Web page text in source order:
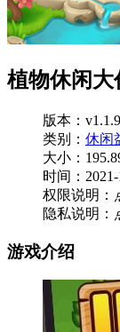
植物休闲大
版本：
类别： 休闲
大小：
时间：
权限说明：
隐私说明：
游戏介绍